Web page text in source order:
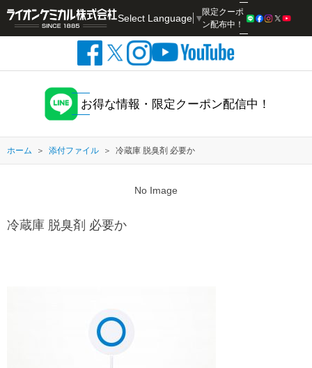
Select Language ▼
限定クーポ
ン配布中！
お得な情報・限定クーポン配信中！
ホーム 添付ファイル 冷蔵庫 脱臭剤 必要か
No Image
冷蔵庫 脱臭剤 必要か
検索